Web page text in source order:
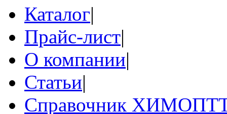
Каталог|
Прайс-лист|
О компании|
Статьи|
Справочник